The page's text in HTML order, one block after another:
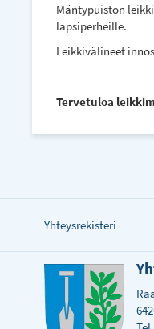
Mäntypuiston
lapsiperheille.
Leikkivälineet
Tervetuloa
Yhteysrekisteri